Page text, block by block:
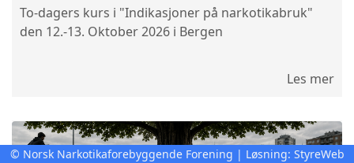
To-dagers kurs i "Indikasjoner på narkotikabruk"
den 12.-13. Oktober 2026 i Bergen
Les mer
© Norsk Narkotikaforebyggende Forening | Løsning: StyreWeb